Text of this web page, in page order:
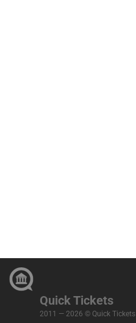
Quick Tickets
2011 — 2026 © Quick Tickets